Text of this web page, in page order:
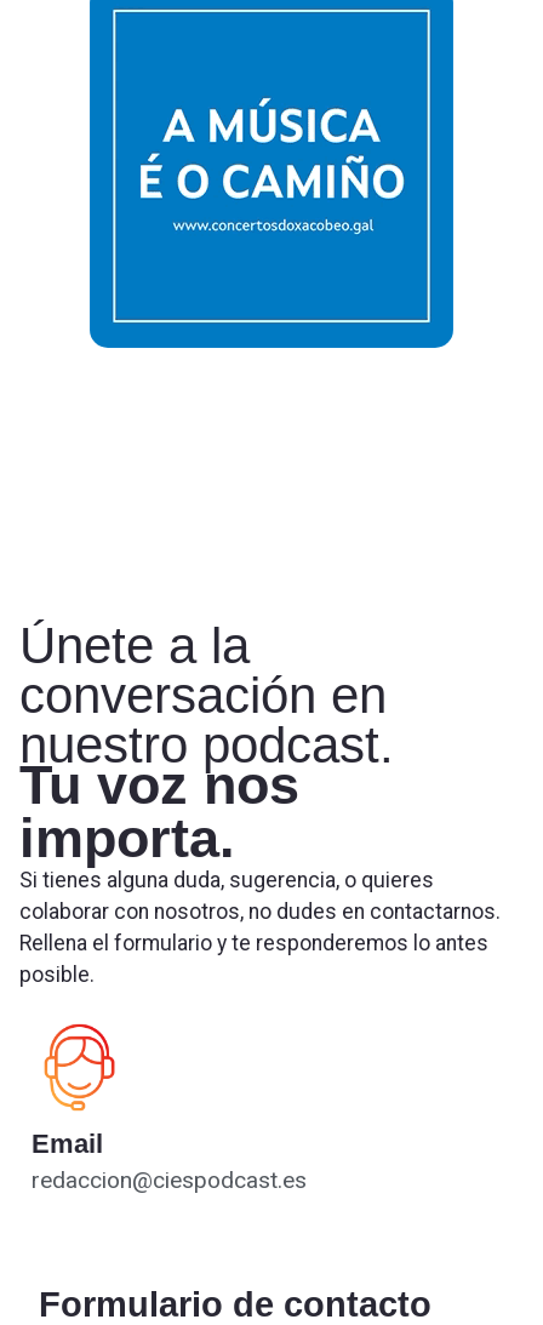
Únete a la
conversación en
nuestro podcast.
Tu voz nos
importa.
Si tienes alguna duda, sugerencia, o quieres
colaborar con nosotros, no dudes en contactarnos.
Rellena el formulario y te responderemos lo antes
posible.
Email
redaccion@ciespodcast.es
Formulario de contacto